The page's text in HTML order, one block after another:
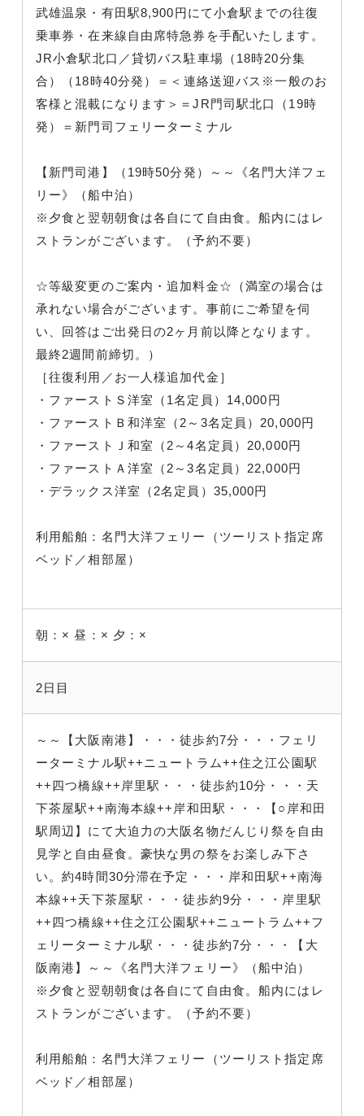
武雄温泉・有田駅8,900円にて小倉駅までの往復
乗車券・在来線自由席特急券を手配いたします。
JR小倉駅北口／貸切バス駐車場（18時20分集
合）（18時40分発）＝＜連絡送迎バス※一般のお
客様と混載になります＞＝JR門司駅北口（19時
発）＝新門司フェリーターミナル
【新門司港】（19時50分発）～～《名門大洋フェ
リー》（船中泊）
※夕食と翌朝朝食は各自にて自由食。船内にはレ
ストランがございます。（予約不要）
☆等級変更のご案内・追加料金☆（満室の場合は
承れない場合がございます。事前にご希望を伺
い、回答はご出発日の2ヶ月前以降となります。
最終2週間前締切。）
［往復利用／お一人様追加代金］
・ファーストＳ洋室（1名定員）14,000円
・ファーストＢ和洋室（2～3名定員）20,000円
・ファーストＪ和室（2～4名定員）20,000円
・ファーストＡ洋室（2～3名定員）22,000円
・デラックス洋室（2名定員）35,000円
利用船舶：名門大洋フェリー（ツーリスト指定席
ベッド／相部屋）
朝：× 昼：× 夕：×
2日目
～～【大阪南港】・・・徒歩約7分・・・フェリ
ーターミナル駅++ニュートラム++住之江公園駅
++四つ橋線++岸里駅・・・徒歩約10分・・・天
下茶屋駅++南海本線++岸和田駅・・・【○岸和田
駅周辺】にて大迫力の大阪名物だんじり祭を自由
見学と自由昼食。豪快な男の祭をお楽しみ下さ
い。約4時間30分滞在予定・・・岸和田駅++南海
本線++天下茶屋駅・・・徒歩約9分・・・岸里駅
++四つ橋線++住之江公園駅++ニュートラム++フ
ェリーターミナル駅・・・徒歩約7分・・・【大
阪南港】～～《名門大洋フェリー》（船中泊）
※夕食と翌朝朝食は各自にて自由食。船内にはレ
ストランがございます。（予約不要）
利用船舶：名門大洋フェリー（ツーリスト指定席
ベッド／相部屋）